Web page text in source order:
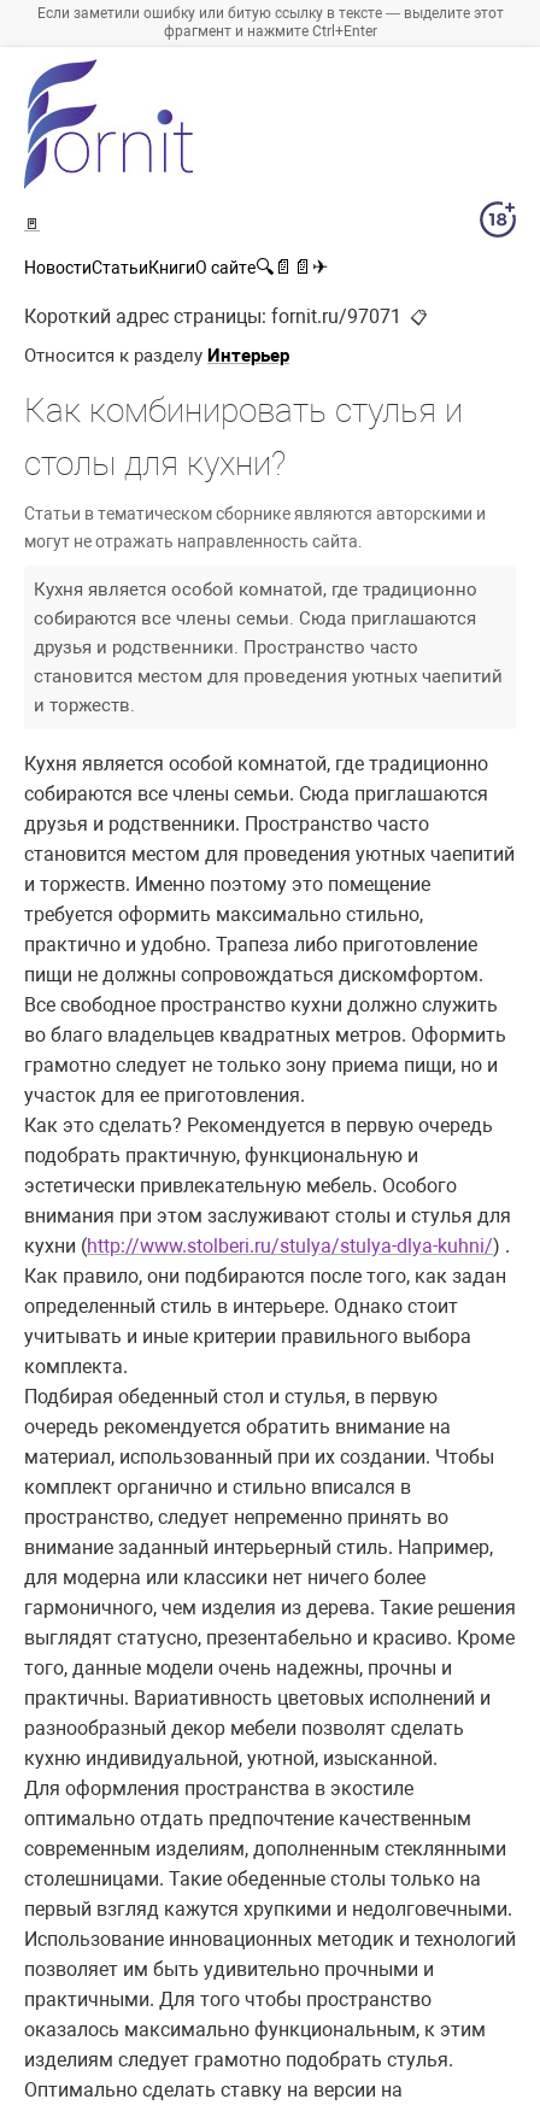
Если заметили ошибку или битую ссылку в тексте — выделите этот
фрагмент и нажмите Ctrl+Enter
🚪
НовостиСтатьиКнигиО сайте🔍 📄 📄 ✈
Короткий адрес страницы: fornit.ru/97071 📋
Относится к разделу Интерьер
Как комбинировать стулья и
столы для кухни?
Статьи в тематическом сборнике являются авторскими и
могут не отражать направленность сайта.
Кухня является особой комнатой, где традиционно
собираются все члены семьи. Сюда приглашаются
друзья и родственники. Пространство часто
становится местом для проведения уютных чаепитий
и торжеств.
Кухня является особой комнатой, где традиционно
собираются все члены семьи. Сюда приглашаются
друзья и родственники. Пространство часто
становится местом для проведения уютных чаепитий
и торжеств. Именно поэтому это помещение
требуется оформить максимально стильно,
практично и удобно. Трапеза либо приготовление
пищи не должны сопровождаться дискомфортом.
Все свободное пространство кухни должно служить
во благо владельцев квадратных метров. Оформить
грамотно следует не только зону приема пищи, но и
участок для ее приготовления.
Как это сделать? Рекомендуется в первую очередь
подобрать практичную, функциональную и
эстетически привлекательную мебель. Особого
внимания при этом заслуживают столы и стулья для
кухни (http://www.stolberi.ru/stulya/stulya-dlya-kuhni/) .
Как правило, они подбираются после того, как задан
определенный стиль в интерьере. Однако стоит
учитывать и иные критерии правильного выбора
комплекта.
Подбирая обеденный стол и стулья, в первую
очередь рекомендуется обратить внимание на
материал, использованный при их создании. Чтобы
комплект органично и стильно вписался в
пространство, следует непременно принять во
внимание заданный интерьерный стиль. Например,
для модерна или классики нет ничего более
гармоничного, чем изделия из дерева. Такие решения
выглядят статусно, презентабельно и красиво. Кроме
того, данные модели очень надежны, прочны и
практичны. Вариативность цветовых исполнений и
разнообразный декор мебели позволят сделать
кухню индивидуальной, уютной, изысканной.
Для оформления пространства в экостиле
оптимально отдать предпочтение качественным
современным изделиям, дополненным стеклянными
столешницами. Такие обеденные столы только на
первый взгляд кажутся хрупкими и недолговечными.
Использование инновационных методик и технологий
позволяет им быть удивительно прочными и
практичными. Для того чтобы пространство
оказалось максимально функциональным, к этим
изделиям следует грамотно подобрать стулья.
Оптимально сделать ставку на версии на